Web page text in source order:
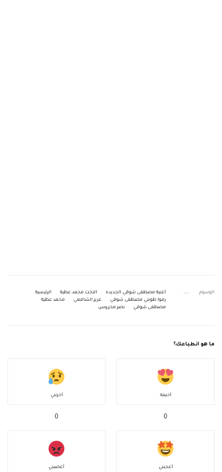
الوسوم أغنية مصطفى شوقي الجديدة التخت محمد عطية
الرئيسية
رموا طوبتي مصطفى شوقي
عزيز الشافعي
محمد عطية
مصطفى شوقي
نصر محروس
ما هو انطباعك؟
أحببته
0
أحزنني
0
أعجبني أغضبني